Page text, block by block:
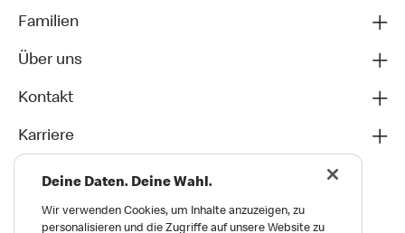
Familien
Über uns
Kontakt
Karriere
Deine Daten. Deine Wahl.
Wir verwenden Cookies, um Inhalte anzuzeigen, zu
personalisieren und die Zugriffe auf unsere Website zu